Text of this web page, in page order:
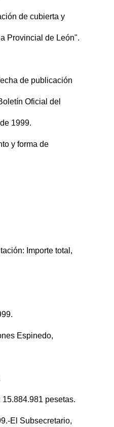
de cubierta y
Provincial de León".
de publicación
Oficial del
1999.
y forma de
Importe total,
Espinedo,
pesetas.
El Subsecretario,